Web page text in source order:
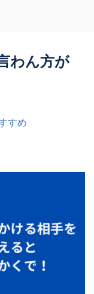
わん方が
すめ